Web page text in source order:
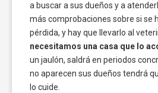
a buscar a sus dueños y a
más comprobaciones sobre si se
pérdida, y hay que llevarlo al
necesitamos una casa que lo
un jaulón, saldrá en periodos
no aparecen sus dueños tendrá
lo cuide.